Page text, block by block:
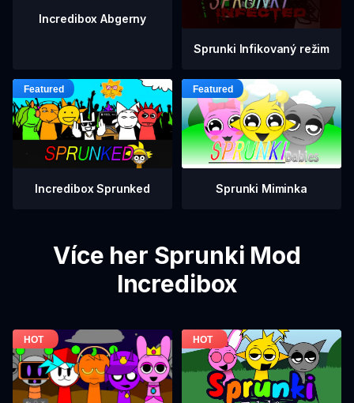
Incredibox Abgerny
Sprunki Infikovaný režim
Incredibox Sprunked Sprunki Miminka
Více her Sprunki Mod
Incredibox